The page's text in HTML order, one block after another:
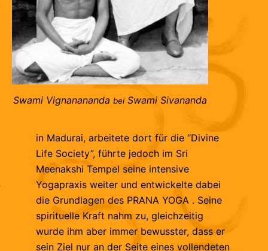
Swami Vignanananda beiSwami Sivananda
in Madurai, arbeitete dort für die “Divine
Life Society”, führte jedoch im Sri
Meenakshi Tempel seine intensive
Yogapraxis weiter und entwickelte dabei
die Grundlagen des PRANA YOGA . Seine
spirituelle Kraft nahm zu, gleichzeitig
wurde ihm aber immer bewusster, dass er
sein Ziel nur an der Seite eines vollendeten